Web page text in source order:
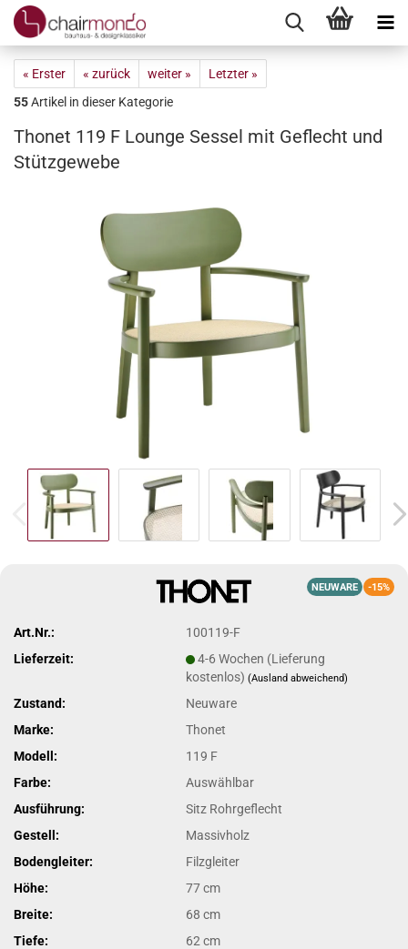
« Erster « zurück weiter »
Letzter »
55Artikel in dieser Kategorie
Thonet 119 F Lounge Sessel mit Geflecht und
Stützgewebe
NEUWARE -15%
Art.Nr.:
100119-F
Lieferzeit:
4-6 Wochen (Lieferung
kostenlos)(Ausland abweichend)
Zustand:
Neuware
Marke:
Thonet
Modell:
119 F
Farbe:
Auswählbar
Ausführung:
Sitz Rohrgeflecht
Gestell:
Massivholz
Bodengleiter:
Filzgleiter
Höhe:
77 cm
Breite:
68 cm
Tiefe:
62 cm